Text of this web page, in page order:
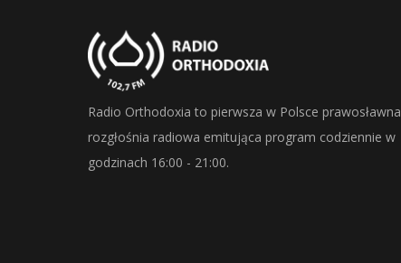
Radio Orthodoxia to pierwsza w Polsce prawosławna
rozgłośnia radiowa emitująca program codziennie w
godzinach 16:00 - 21:00.